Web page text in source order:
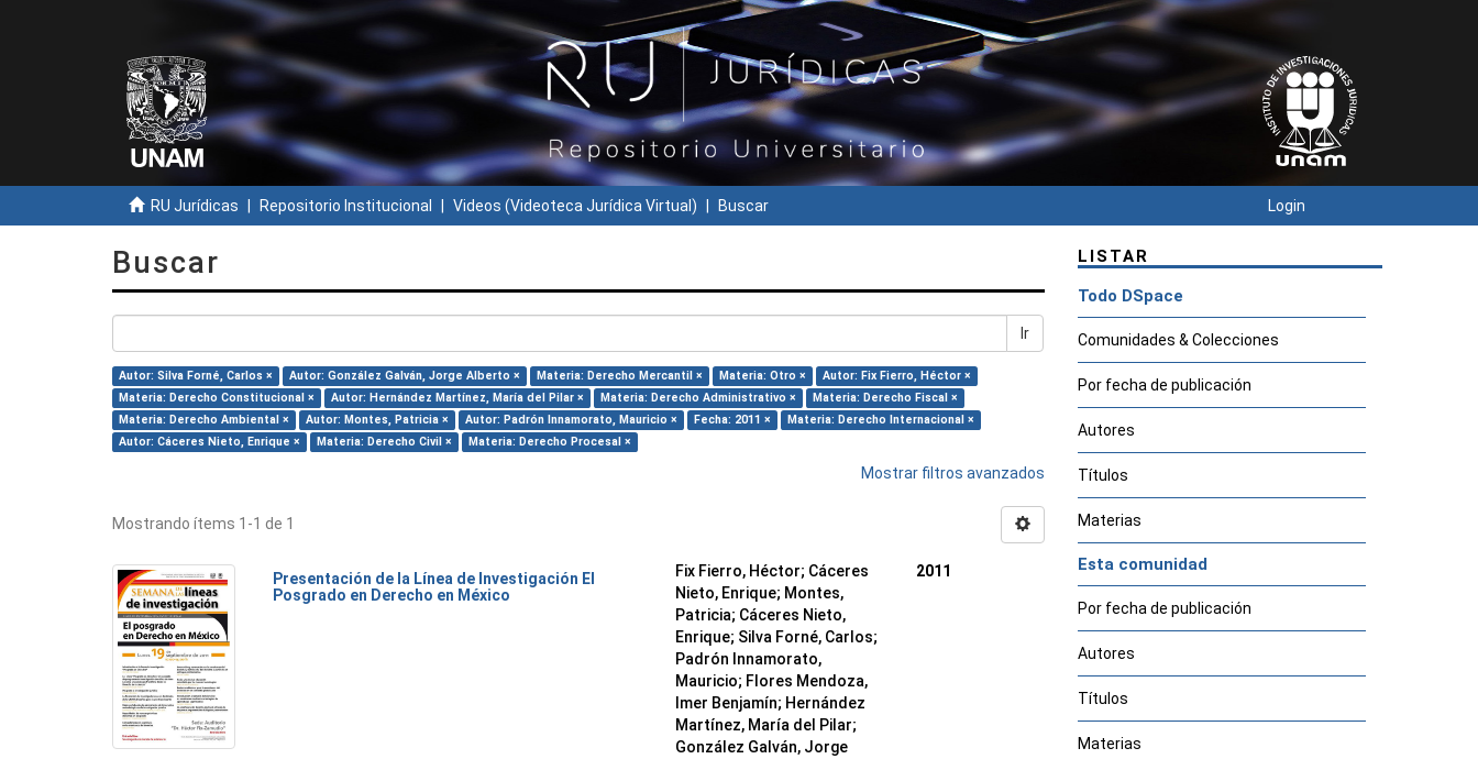
RU Jurídicas Repositorio Institucional Videos (Videoteca Jurídica Virtual) Buscar Login
Buscar
Ir
Autor: Silva Forné, Carlos × Autor: González Galván, Jorge Alberto × Materia: Derecho Mercantil × Materia: Otro ×
Autor: Fix Fierro, Héctor ×
Materia: Derecho Constitucional ×
Autor: Hernández Martínez, María del Pilar × Materia: Derecho Administrativo ×
Materia: Derecho Fiscal ×
Materia: Derecho Ambiental ×
Autor: Montes, Patricia × Autor: Padrón Innamorato, Mauricio × Fecha: 2011 ×
Materia: Derecho Internacional ×
Autor: Cáceres Nieto, Enrique ×
Materia: Derecho Civil × Materia: Derecho Procesal ×
Mostrar filtros avanzados
Mostrando ítems 1-1 de 1
Presentación de la Línea de Investigación El
Posgrado en Derecho en México
Fix Fierro, Héctor; Cáceres
Nieto, Enrique; Montes,
Patricia; Cáceres Nieto,
Enrique; Silva Forné, Carlos;
Padrón Innamorato,
Mauricio; Flores Mendoza,
Imer Benjamín; Hernández
Martínez, María del Pilar;
González Galván, Jorge
2011
LISTAR
Todo DSpace
Comunidades & Colecciones
Por fecha de publicación
Autores
Títulos
Materias
Esta comunidad
Por fecha de publicación
Autores
Títulos
Materias